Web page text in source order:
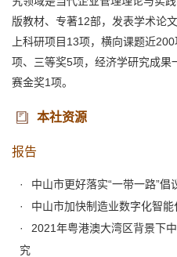
版教材、专著12部，发表学术论
上科研项目13项，横向课题近
项、三等奖5项，经济学研究成
赛金奖1项。
本社资源
报告
中山市更好落实“一带一路”倡
中山市加快制造业数字化智
2021年粤港澳大湾区背景下
究